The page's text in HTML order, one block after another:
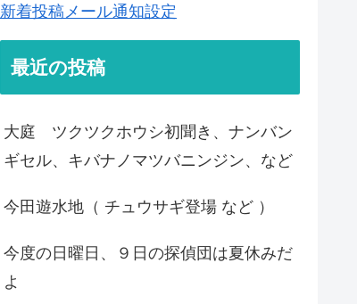
新着投稿メール通知設定
最近の投稿
大庭 ツクツクホウシ初聞き、ナンバン
ギセル、キバナノマツバニンジン、など
今田遊水地（ チュウサギ登場 など ）
今度の日曜日、９日の探偵団は夏休みだ
よ